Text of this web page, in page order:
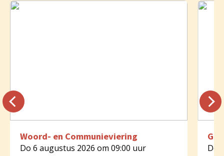
Woord- en Communieviering
Do 6 augustus 2026 om 09:00 uur
Do